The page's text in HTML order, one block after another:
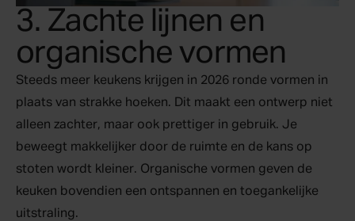
3. Zachte lijnen en
organische vormen
Steeds meer keukens krijgen in 2026 ronde vormen in
plaats van strakke hoeken. Dit maakt een ontwerp niet
alleen zachter, maar ook prettiger in gebruik. Je
beweegt makkelijker door de ruimte en de kans op
stoten wordt kleiner. Organische vormen geven de
keuken bovendien een ontspannen en toegankelijke
uitstraling.